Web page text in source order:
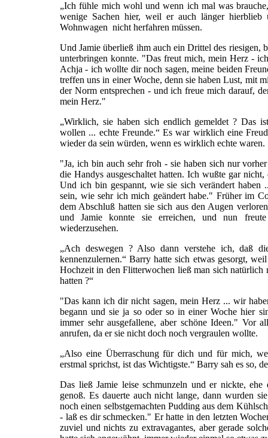
„Ich fühle mich wohl und wenn ich mal was
wenige Sachen hier, weil er auch länger
Wohnwagen nicht herfahren müssen.
Und Jamie überließ ihm auch ein Drittel des riesigen,
unterbringen konnte. "Das freut mich, mein Herz -
Achja - ich wollte dir noch sagen, meine beiden
treffen uns in einer Woche, denn sie haben Lust, mit
der Norm entsprechen - und ich freue mich darauf,
mein Herz."
„Wirklich, sie haben sich endlich gemeldet ? Das
wollen ... echte Freunde.“ Es war wirklich eine
wieder da sein würden, wenn es wirklich echte waren.
"Ja, ich bin auch sehr froh - sie haben sich nur
die Handys ausgeschaltet hatten. Ich wußte gar
Und ich bin gespannt, wie sie sich verändert haben
sein, wie sehr ich mich geändert habe." Früher im
dem Abschluß hatten sie sich aus den Augen
und Jamie konnte sie erreichen, und nun
wiederzusehen.
„Ach deswegen ? Also dann verstehe ich, daß
kennenzulernen.“ Barry hatte sich etwas gesorgt,
Hochzeit in den Flitterwochen ließ man sich natürlich
hatten ?“
"Das kann ich dir nicht sagen, mein Herz ... wir
begann und sie ja so oder so in einer Woche hier
immer sehr ausgefallene, aber schöne Ideen." Vor
anrufen, da er sie nicht doch noch vergraulen wollte.
„Also eine Überraschung für dich und für mich,
erstmal sprichst, ist das Wichtigste.“ Barry sah es so,
Das ließ Jamie leise schmunzeln und er nickte,
genoß. Es dauerte auch nicht lange, dann wurden
noch einen selbstgemachten Pudding aus dem
- laß es dir schmecken." Er hatte in den letzten
zuviel und nichts zu extravagantes, aber gerade